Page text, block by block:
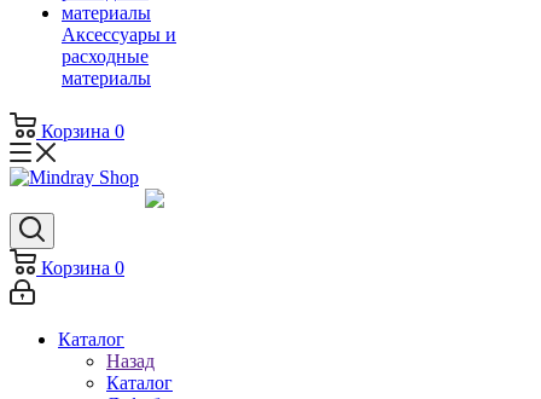
Аксессуары и
расходные
материалы
Корзина 0
Корзина 0
Каталог
Назад
Каталог